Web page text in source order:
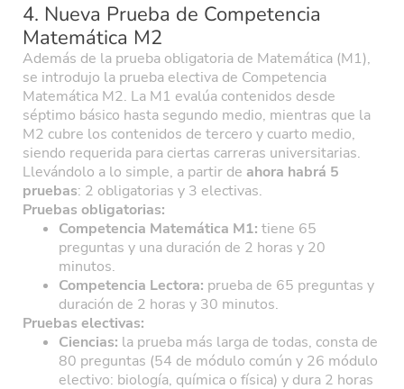
4. Nueva Prueba de Competencia
Matemática M2
Además de la prueba obligatoria de Matemática (M1),
se introdujo la prueba electiva de Competencia
Matemática M2. La M1 evalúa contenidos desde
séptimo básico hasta segundo medio, mientras que la
M2 cubre los contenidos de tercero y cuarto medio,
siendo requerida para ciertas carreras universitarias.
Llevándolo a lo simple, a partir de ahora habrá 5
pruebas: 2 obligatorias y 3 electivas.
Pruebas obligatorias:
Competencia Matemática M1: tiene 65
preguntas y una duración de 2 horas y 20
minutos.
Competencia Lectora: prueba de 65 preguntas y
duración de 2 horas y 30 minutos.
Pruebas electivas:
Ciencias: la prueba más larga de todas, consta de
80 preguntas (54 de módulo común y 26 módulo
electivo: biología, química o física) y dura 2 horas